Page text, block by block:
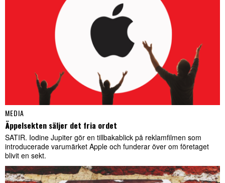
MEDIA
Äppelsekten säljer det fria ordet
SATIR. Iodine Jupiter gör en tillbakablick på reklamfilmen som
introducerade varumärket Apple och funderar över om företaget
blivit en sekt.